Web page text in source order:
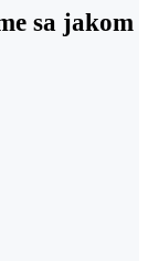
sa jakom